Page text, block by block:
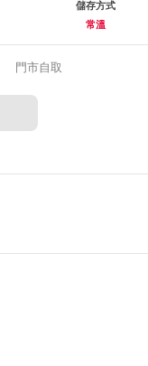
儲存方式
常溫
門市自取